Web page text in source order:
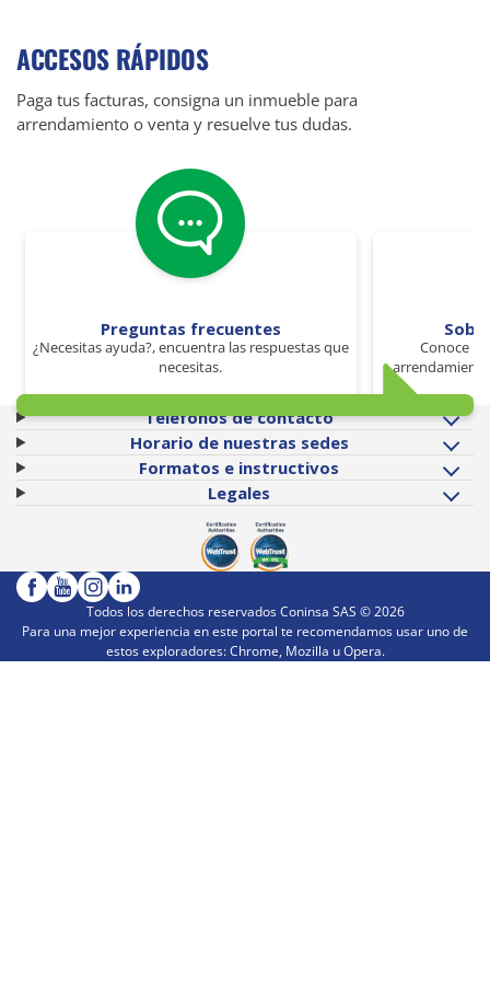
ACCESOS RÁPIDOS
Paga tus facturas, consigna un inmueble para
arrendamiento o venta y resuelve tus dudas.
Preguntas frecuentes
¿Necesitas ayuda?, encuentra las respuestas que
necesitas.
Conoce
Teléfonos de contacto
Horario de nuestras sedes
Formatos e instructivos
Legales
Todos los derechos reservados Coninsa SAS ©2026
Para una mejor experiencia en este portal te recomendamos usar uno de
estos exploradores: Chrome, Mozilla u Opera.